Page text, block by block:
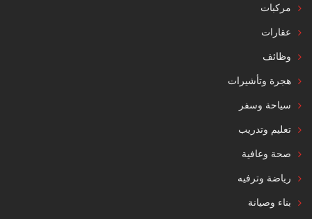
مركبات
عقارات
وظائف
هجرة وتأشيرات
سياحة وسفر
تعليم وتدريب
صحة وعافية
رياضة وترفيه
بناء وصيانة